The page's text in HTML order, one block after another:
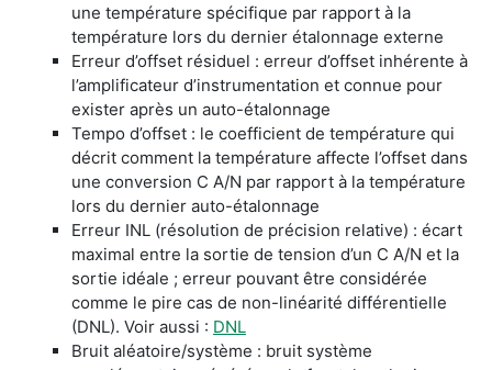
une température spécifique par rapport à la
température lors du dernier étalonnage externe
Erreur d’offset résiduel : erreur d’offset inhérente à
l’amplificateur d’instrumentation et connue pour
exister après un auto-étalonnage
Tempo d’offset : le coefficient de température qui
décrit comment la température affecte l’offset dans
une conversion C A/N par rapport à la température
lors du dernier auto-étalonnage
Erreur INL (résolution de précision relative) : écart
maximal entre la sortie de tension d’un C A/N et la
sortie idéale ; erreur pouvant être considérée
comme le pire cas de non-linéarité différentielle
(DNL). Voir aussi : DNL
Bruit aléatoire/système : bruit système